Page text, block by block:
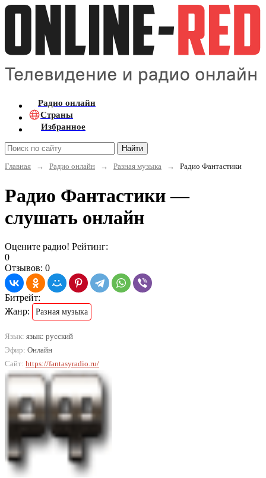
Радио онлайн
Страны
Избранное
Найти
Главная
→ Радио онлайн → Разная музыка → Радио Фантастики
Радио Фантастики —
слушать онлайн
Оцените радио! Рейтинг:
0
Отзывов: 0
Битрейт:
Жанр:
Разная музыка
Язык: язык: русский
Эфир: Онлайн
Сайт: https://fantasyradio.ru/